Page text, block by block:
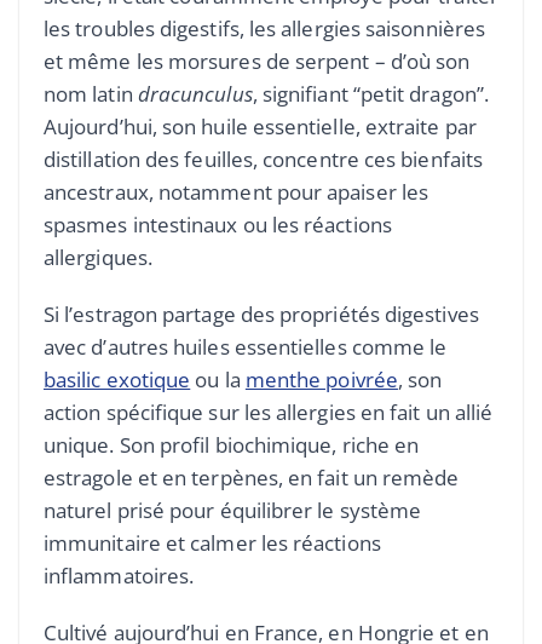
les troubles digestifs, les allergies saisonnières
et même les morsures de serpent – d’où son
nom latin dracunculus, signifiant “petit dragon”.
Aujourd’hui, son huile essentielle, extraite par
distillation des feuilles, concentre ces bienfaits
ancestraux, notamment pour apaiser les
spasmes intestinaux ou les réactions
allergiques.
Si l’estragon partage des propriétés digestives
avec d’autres huiles essentielles comme le
basilic exotique ou la menthe poivrée, son
action spécifique sur les allergies en fait un allié
unique. Son profil biochimique, riche en
estragole et en terpènes, en fait un remède
naturel prisé pour équilibrer le système
immunitaire et calmer les réactions
inflammatoires.
Cultivé aujourd’hui en France, en Hongrie et en